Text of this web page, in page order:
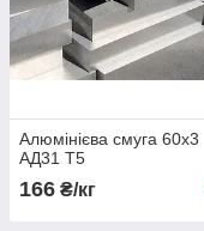
Алюмінієва смуга 60х3
АД31 Т5
166 ₴/кг